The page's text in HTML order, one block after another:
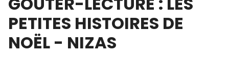
PETITES HISTOIRES DE
NOËL - NIZAS